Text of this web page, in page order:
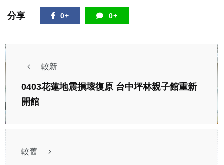
分享 0+ 0+
較新
0403花蓮地震損壞復原 台中坪林親子館重新
開館
較舊